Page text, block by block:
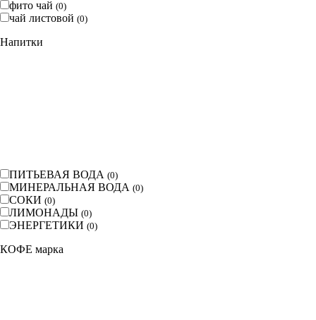
фито чай (0)
чай листовой (0)
Напитки
ПИТЬЕВАЯ ВОДА (0)
МИНЕРАЛЬНАЯ ВОДА (0)
СОКИ (0)
ЛИМОНАДЫ (0)
ЭНЕРГЕТИКИ (0)
КОФЕ марка